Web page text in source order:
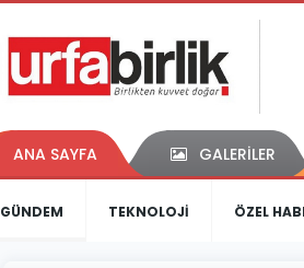
ANA SAYFA GALERİLER
GÜNDEM TEKNOLOJİ ÖZEL